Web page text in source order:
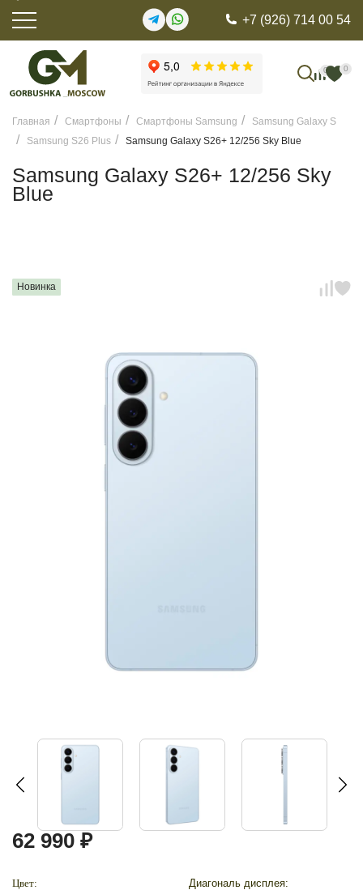
+7 (926) 714 00 54
0 0
Главная Смартфоны Смартфоны Samsung
Samsung Galaxy S
Samsung S26 Plus
Samsung Galaxy S26+ 12/256 Sky Blue
Samsung Galaxy S26+ 12/256 Sky
Blue
Новинка
62 990 ₽
Цвет:
Диагональ дисплея: